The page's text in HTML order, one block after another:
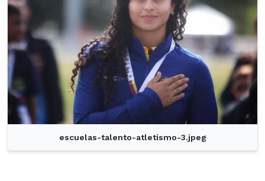
escuelas-talento-atletismo-3.jpeg